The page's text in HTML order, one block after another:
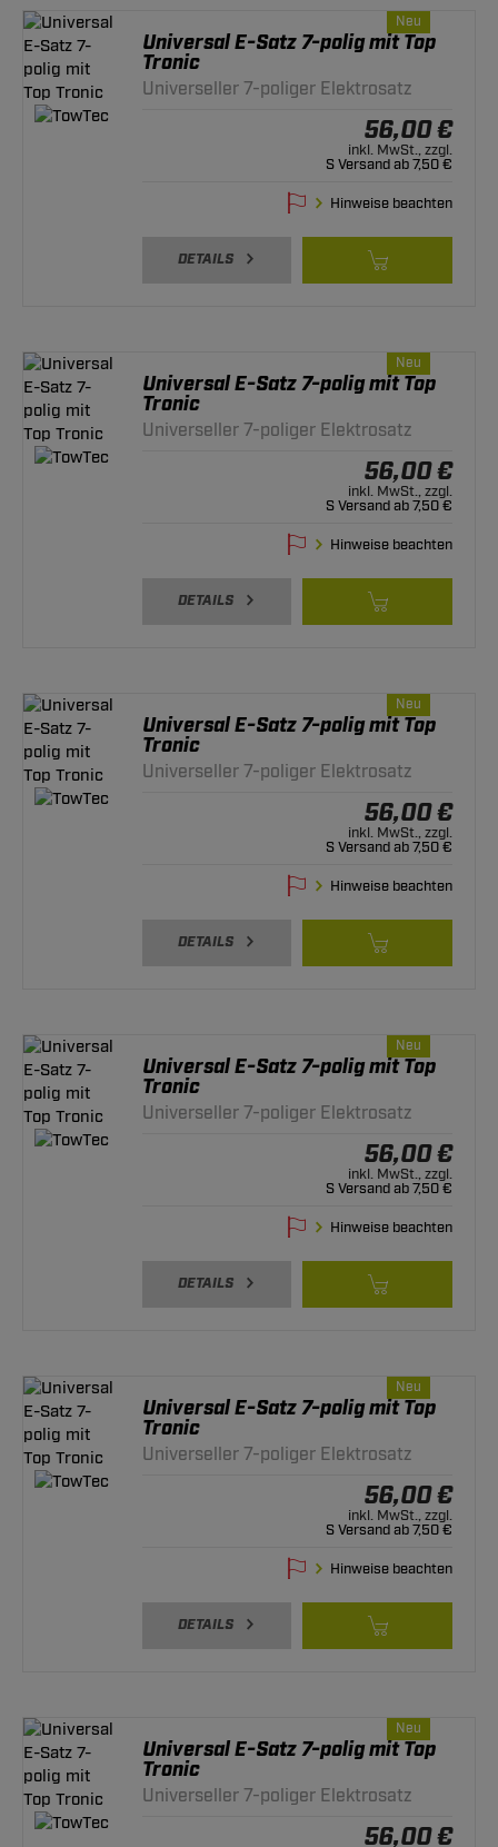
Neu
Universal E-Satz 7-polig mit Top
Tronic
Universeller 7-poliger Elektrosatz
56,00 €
inkl. MwSt., zzgl.
S Versand ab 7,50 €
Hinweise beachten
DETAILS
Neu
Universal E-Satz 7-polig mit Top
Tronic
Universeller 7-poliger Elektrosatz
56,00 €
inkl. MwSt., zzgl.
S Versand ab 7,50 €
Hinweise beachten
DETAILS
Neu
Universal E-Satz 7-polig mit Top
Tronic
Universeller 7-poliger Elektrosatz
56,00 €
inkl. MwSt., zzgl.
S Versand ab 7,50 €
Hinweise beachten
DETAILS
Neu
Universal E-Satz 7-polig mit Top
Tronic
Universeller 7-poliger Elektrosatz
56,00 €
inkl. MwSt., zzgl.
S Versand ab 7,50 €
Hinweise beachten
DETAILS
Neu
Universal E-Satz 7-polig mit Top
Tronic
Universeller 7-poliger Elektrosatz
56,00 €
inkl. MwSt., zzgl.
S Versand ab 7,50 €
Hinweise beachten
DETAILS
Neu
Universal E-Satz 7-polig mit Top
Tronic
Universeller 7-poliger Elektrosatz
56,00 €